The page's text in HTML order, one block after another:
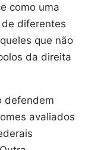
como uma
diferentes
que não
da direita
defendem
avaliados